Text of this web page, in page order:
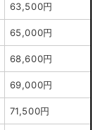
63,500円
65,000円
68,600円
69,000円
71,500円